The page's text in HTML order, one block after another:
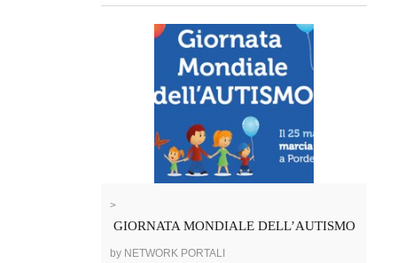
>
GIORNATA MONDIALE DELL’AUTISMO
by NETWORK PORTALI